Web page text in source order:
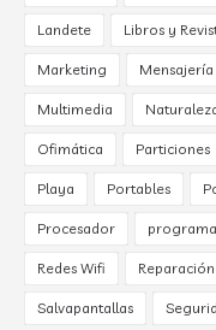
Landete Libros y
Marketing Mensajería
Multimedia
Ofimática Particiones
Playa Portables
Procesador
Redes Wifi Reparación
Salvapantallas